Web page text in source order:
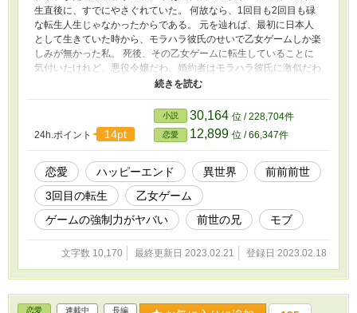
生直後に、すでにやさぐれていた。 何故なら、1回目も2回目も碌
な転生人生じゃなかったからである。 元を辿れば、最初に日本人
として生きていた時から、モラハラ彼氏のせいで乙女ゲームしか楽
しみが無かった私。 死後、その乙女ゲームに転生していることに
気付いたけれど、悪役令嬢だわ、婚約者はモラハラ彼氏に激似だわ
で散々な挙句、ゲームの強制力に負けて断罪された。 2回目は他の
悪役令嬢に転生してたけれど、最終的には断罪されて修道院へ。
唯一、兄のアルバーノが素敵だったことだけがいい思い出だった。
そしてやってきた今回3回目。 諦めモードに入っていた赤ん坊の私
は、想像と違う人物に転生していることに気付いた。 さて、3度目
の正直で、私は今度こそ幸せな恋愛が出来るのでしょうか？
24h.ポイント 14pt
小説 30,164 位 / 228,704件
恋愛 12,899 位 / 66,347件
恋愛 ハッピーエンド 異世界
前前前世
3回目の転生
乙女ゲーム
ゲームの強制力がヤバい
前世の兄 モブ
文字数 10,170 最終更新日 2023.02.21 登録日 2023.02.18
恋愛 連載中 長編